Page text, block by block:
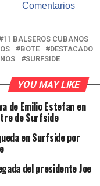
Comentarios
11 BALSEROS CUBANOS
BOTE
DESTACADO
SURFSIDE
YOU MAY LIKE
de Emilio Estefan en
de Surfside
en Surfside por
del presidente Joe